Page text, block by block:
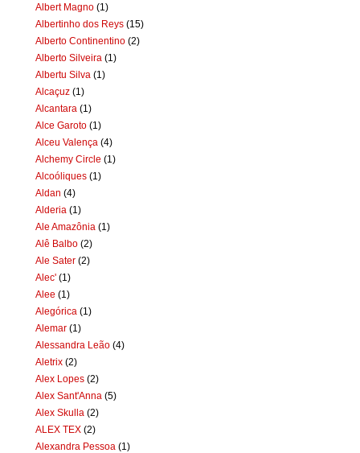
Albert Magno (1)
Albertinho dos Reys (15)
Alberto Continentino (2)
Alberto Silveira (1)
Albertu Silva (1)
Alcaçuz (1)
Alcantara (1)
Alce Garoto (1)
Alceu Valença (4)
Alchemy Circle (1)
Alcoóliques (1)
Aldan (4)
Alderia (1)
Ale Amazônia (1)
Alê Balbo (2)
Ale Sater (2)
Alec' (1)
Alee (1)
Alegórica (1)
Alemar (1)
Alessandra Leão (4)
Aletrix (2)
Alex Lopes (2)
Alex Sant'Anna (5)
Alex Skulla (2)
ALEX TEX (2)
Alexandra Pessoa (1)